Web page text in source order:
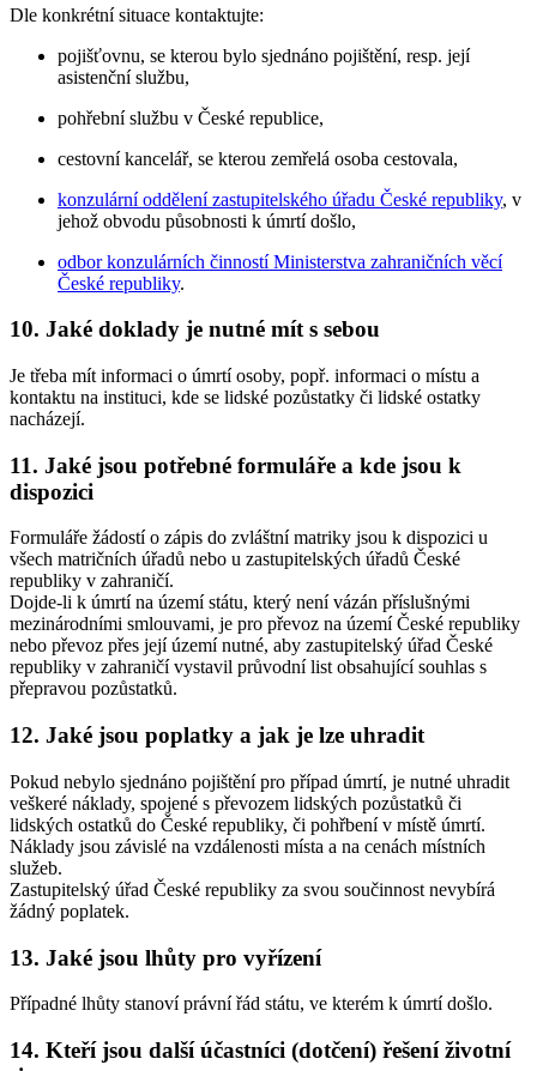
Dle konkrétní situace kontaktujte:
pojišťovnu, se kterou bylo sjednáno pojištění, resp. její
asistenční službu,
pohřební službu v České republice,
cestovní kancelář, se kterou zemřelá osoba cestovala,
konzulární oddělení zastupitelského úřadu České republiky, v
jehož obvodu působnosti k úmrtí došlo,
odbor konzulárních činností Ministerstva zahraničních věcí
České republiky.
10. Jaké doklady je nutné mít s sebou
Je třeba mít informaci o úmrtí osoby, popř. informaci o místu a
kontaktu na instituci, kde se lidské pozůstatky či lidské ostatky
nacházejí.
11. Jaké jsou potřebné formuláře a kde jsou k
dispozici
Formuláře žádostí o zápis do zvláštní matriky jsou k dispozici u
všech matričních úřadů nebo u zastupitelských úřadů České
republiky v zahraničí.
Dojde-li k úmrtí na území státu, který není vázán příslušnými
mezinárodními smlouvami, je pro převoz na území České republiky
nebo převoz přes její území nutné, aby zastupitelský úřad České
republiky v zahraničí vystavil průvodní list obsahující souhlas s
přepravou pozůstatků.
12. Jaké jsou poplatky a jak je lze uhradit
Pokud nebylo sjednáno pojištění pro případ úmrtí, je nutné uhradit
veškeré náklady, spojené s převozem lidských pozůstatků či
lidských ostatků do České republiky, či pohřbení v místě úmrtí.
Náklady jsou závislé na vzdálenosti místa a na cenách místních
služeb.
Zastupitelský úřad České republiky za svou součinnost nevybírá
žádný poplatek.
13. Jaké jsou lhůty pro vyřízení
Případné lhůty stanoví právní řád státu, ve kterém k úmrtí došlo.
14. Kteří jsou další účastníci (dotčení) řešení životní